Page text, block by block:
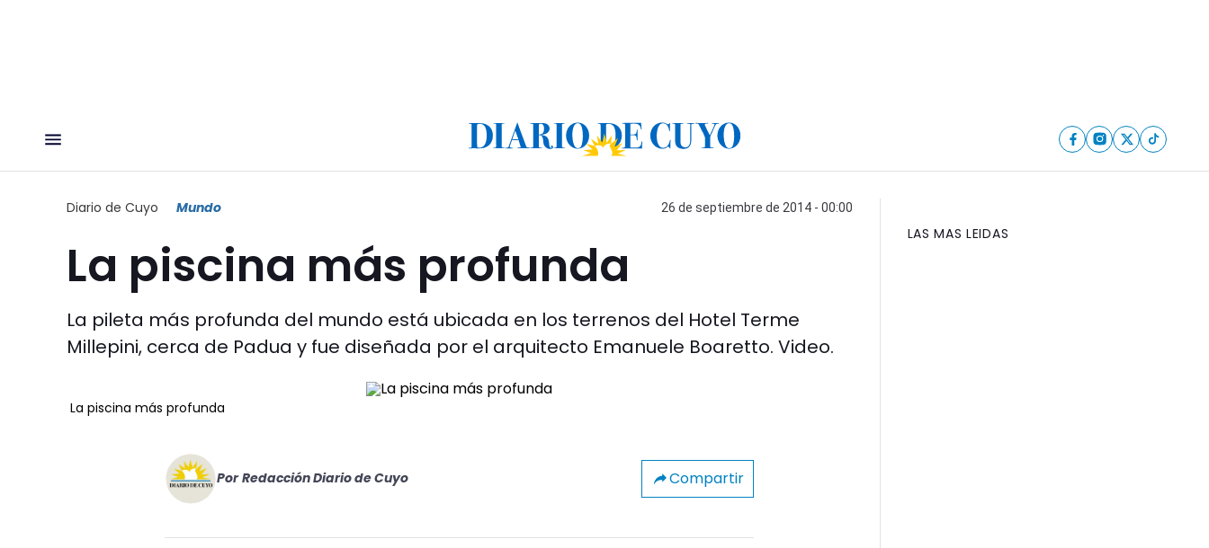
Diario de Cuyo Mundo 26 de septiembre de 2014 - 00:00
La piscina más profunda
La pileta más profunda del mundo está ubicada en los terrenos del Hotel Terme
Millepini, cerca de Padua y fue diseñada por el arquitecto Emanuele Boaretto. Video.
La piscina más profunda
Por Redacción Diario de Cuyo Compartir
LAS MAS LEIDAS